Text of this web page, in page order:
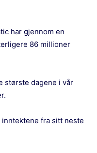
har gjennom en
86 millioner
største dagene i vår
fra sitt neste